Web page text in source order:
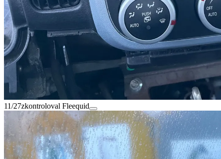
11/27zkontroloval Fleequid